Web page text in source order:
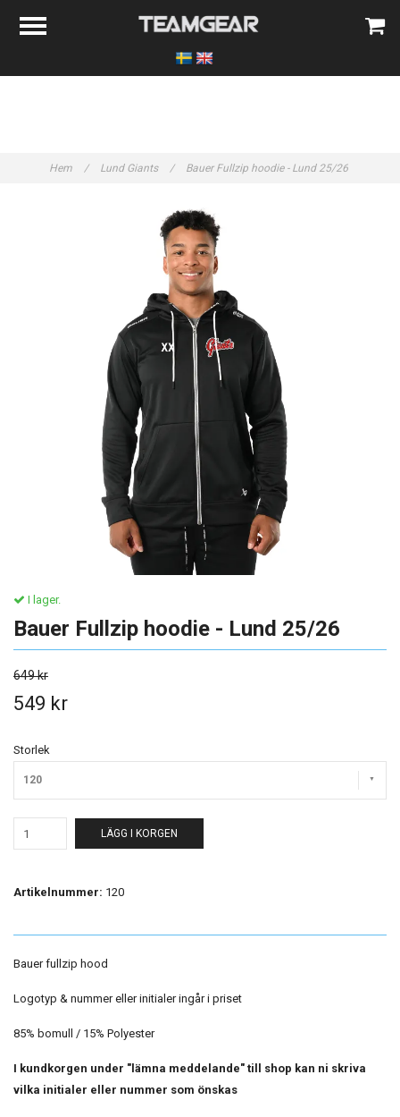
Hem / Lund Giants / Bauer Fullzip hoodie - Lund 25/26
I lager.
Bauer Fullzip hoodie - Lund 25/26
649 kr
549 kr
Storlek
120
LÄGG I KORGEN
Artikelnummer: 120
Bauer fullzip hood
Logotyp & nummer eller initialer ingår i priset
85% bomull / 15% Polyester
I kundkorgen under "lämna meddelande" till shop kan ni skriva
vilka initialer eller nummer som önskas